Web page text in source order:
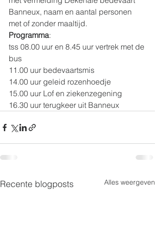
Banneux, naam en aantal personen
met of zonder maaltijd.
Programma:
tss 08.00 uur en 8.45 uur vertrek met de
bus
11.00 uur bedevaartsmis
14.00 uur geleid rozenhoedje
15.00 uur Lof en ziekenzegening
16.30 uur terugkeer uit Banneux
Recente blogposts Alles weergeven